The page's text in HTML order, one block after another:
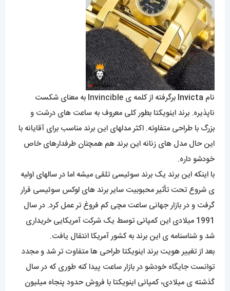
نام Invicta
برگرفته از کلمه ی Invincible به معنای شکست
ناپذیره. برند اینویکتا بطور کلی معروف به ساعت های درشت و
بزرگ با طراحی متفاوته. اکثر مدلهای این برند مناسب برای آقایانه با
این حال مدل های زنانه این برند هم همچنان طرفدارهای خاص
خودشو داره.
با اینکه این برند یک برند سوئیسی تلقی میشه اما در سالهای اولیه
ی شروع تحت تأثیر محبوبیت سایر برند های لوکس سوئیسی قرار
گرفت و در بازار جهانی ساعت مچی کم فروغ تر عمل کرد. در سال
1991 میلادی این کمپانی توسط یک شرکت آمریکایی خریداری
شد و شناسنامه ی این برند به کشور آمریکا انتقال یافت.
بعد از تغییر هویت برند اینویکتا طراحی ها متفاوت تر شد و مجدد
توانست جایگاه خودشو در بازار ساعت پیدا کنه طوری که در سال
گذشته ی میلادی، کمپانی اینویکتا با فروش حدود پنجاه میلیون